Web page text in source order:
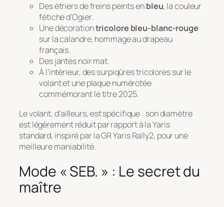
Des étriers de freins peints enbleu, la couleur
fétiche d’Ogier.
Une décorationtricolore bleu-blanc-rouge
sur la calandre, hommage au drapeau
français.
Des jantes noir mat.
À l’intérieur, des surpiqûres tricolores sur le
volant et une plaque numérotée
commémorant le titre 2025.
Le volant, d’ailleurs, est spécifique : son diamètre
est légèrement réduit par rapport à la Yaris
standard, inspiré par la GR Yaris Rally2, pour une
meilleure maniabilité.
Mode « SEB. » : Le secret du
maître